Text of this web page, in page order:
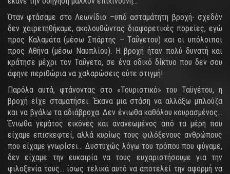
Όταν φτάσαμε στο Λεωνίδιο –υπό ασταμάτητη βροχή- σχεδόν
δεν χαιρετηθήκαμε, ακολουθώντας διαφορετικές πορείες, εγώ
προς Καλαμάτα (μέσω Σπάρτης – Ταΰγετου) και οι υπόλοιποι
προς Αθήνα (μέσω Ναυπλίου). Η βροχή ήταν πολύ δυνατή και
κράτησε μέχρι τον Ταΰγετο, σε ένα οδικό δίκτυο που δεν σου
άφηνε περιθώρια να χαλαρώσεις ούτε στιγμή!
Παρόλα αυτά, φτάνοντας στο «Τουριστικό» του Ταϋγέτου, η
βροχή είχε σταματήσει. Έκανα μια στάση να αλλάξω μπλούζα
και να βγάλω τα αδιάβροχα. Δεν ένιωθα καθόλου κουρασμένος…
Ένιωθα γεμάτος εικόνες και ανανεωμένος από τα μέρη που
είχαμε επισκεφτεί, αλλά κυρίως τους φιλόξενους ανθρώπους
που είχαμε γνωρίσει… Δυστυχώς λόγω του τρόπου που φύγαμε,
δεν είχαμε την ευκαιρία να τους ευχαριστήσουμε για την
φιλοξενία τους… ίσως τελικά αυτό να αποτελεί την αφορμή να